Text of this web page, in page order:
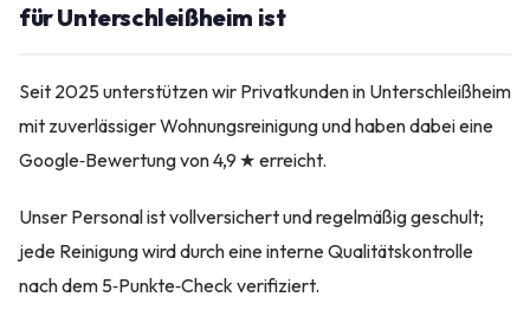
für Unterschleißheim ist
Seit 2025 unterstützen wir Privatkunden in Unterschleißheim
mit zuverlässiger Wohnungsreinigung und haben dabei eine
Google‑Bewertung von 4,9 ★ erreicht.
Unser Personal ist vollversichert und regelmäßig geschult;
jede Reinigung wird durch eine interne Qualitätskontrolle
nach dem 5‑Punkte‑Check verifiziert.